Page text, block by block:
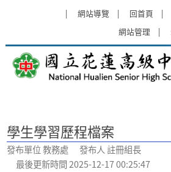
網站導覽
回首頁
網站管理
學生學習歷程檔案 -
學生學習歷程檔案
發布單位 教務處 發布人 註冊組長
最後更新時間 2025-12-17 00:25:47